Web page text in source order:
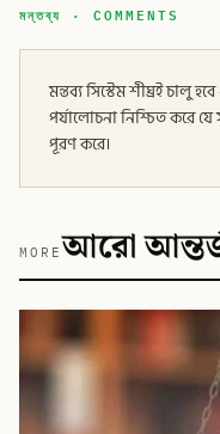
মন্তব্য · COMMENTS
মন্তব্য সিস্টেম শীঘ্রই
পর্যালোচনা নিশ্চিত করে
পূরণ করে।
MOREআরো